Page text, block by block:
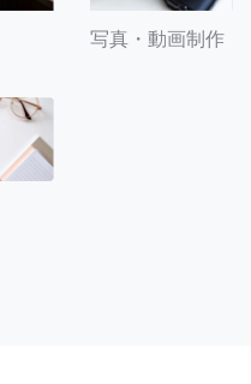
写真・動画制作